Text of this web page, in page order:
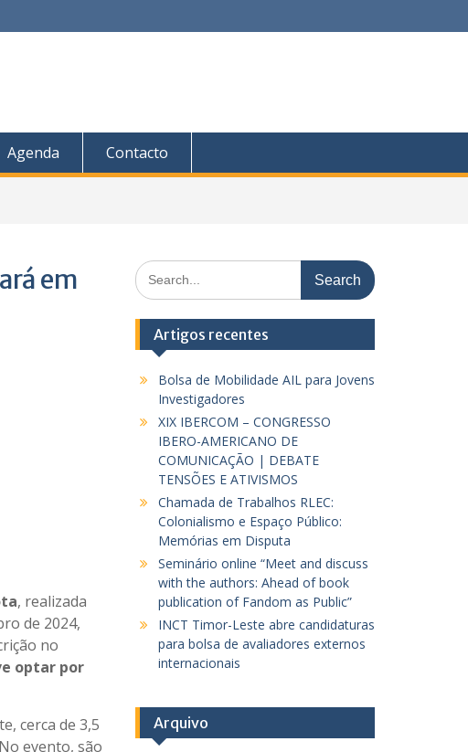
Agenda Contacto
em
, realizada
de 2024,
no
optar por
cerca de 3,5
evento, são
Search
for:
Artigos recentes
Bolsa de Mobilidade AIL para Jovens
Investigadores
XIX IBERCOM – CONGRESSO
IBERO-AMERICANO DE
COMUNICAÇÃO | DEBATE
TENSÕES E ATIVISMOS
Chamada de Trabalhos RLEC:
Colonialismo e Espaço Público:
Memórias em Disputa
Seminário online “Meet and discuss
with the authors: Ahead of book
publication of Fandom as Public”
INCT Timor-Leste abre candidaturas
para bolsa de avaliadores externos
internacionais
Arquivo